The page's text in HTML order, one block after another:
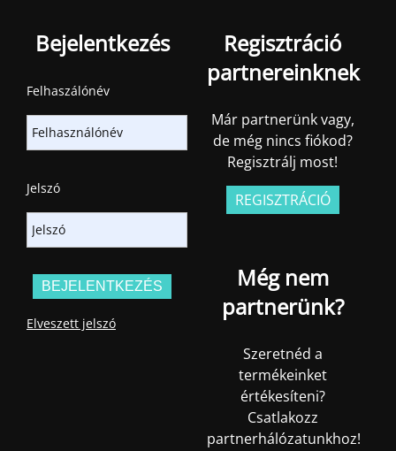
Bejelentkezés
Felhaszálónév
Jelszó
Elveszett jelszó
Regisztráció
partnereinknek
Már partnerünk vagy,
de még nincs fiókod?
Regisztrálj most!
REGISZTRÁCIÓ
Még nem
partnerünk?
Szeretnéd a
termékeinket
értékesíteni?
Csatlakozz
partnerhálózatunkhoz!